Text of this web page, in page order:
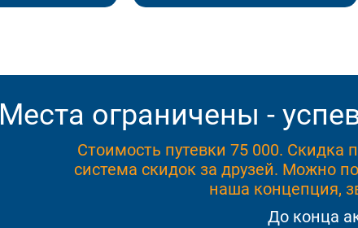
Стоимость путевки 75 000.
система скидок за друзей. Можно
наша концепция,
Места ограничены -
До конца